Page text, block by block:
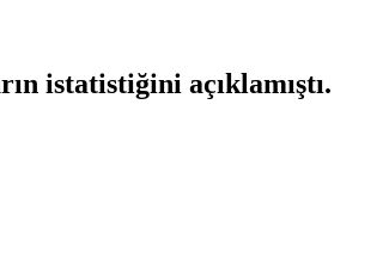
istatistiğini açıklamıştı.